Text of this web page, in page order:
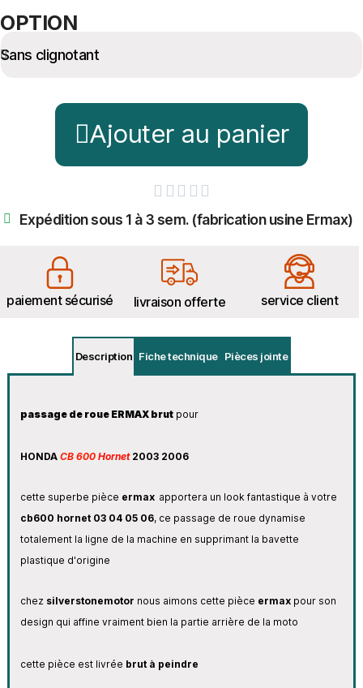
OPTION
Ajouter au panier
    
Expédition sous 1 à 3 sem. (fabrication usine Ermax)
paiement sécurisé livraison offerte service client
Description Fiche technique Pièces jointe
passage de roue ERMAX brutpour
HONDA CB 600 Hornet 2003 2006
cette superbe pièce ermax apportera un look fantastique à votre
cb600 hornet 03 04 05 06, ce passage de roue dynamise
totalement la ligne de la machine en supprimant la bavette
plastique d'origine
chez silverstonemotor nous aimons cette pièce ermaxpour son
design qui affine vraiment bien la partie arrière de la moto
cette pièce est livrée brut à peindre